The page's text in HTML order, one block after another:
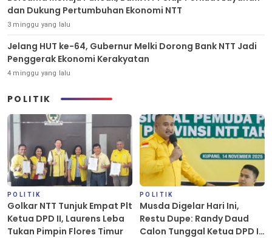
dan Dukung Pertumbuhan Ekonomi NTT
3 minggu yang lalu
Jelang HUT ke-64, Gubernur Melki Dorong Bank NTT Jadi
Penggerak Ekonomi Kerakyatan
4 minggu yang lalu
POLITIK
POLITIK
Golkar NTT Tunjuk Empat Plt
Ketua DPD II, Laurens Leba
Tukan Pimpin Flores Timur
POLITIK
Musda Digelar Hari Ini,
Restu Dupe: Randy Daud
Calon Tunggal Ketua DPD II